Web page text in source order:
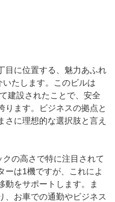
目に位置する、魅力あふれ
たします。このビルは
建設されたことで、安全
ります。ビジネスの拠点と
さに理想的な選択肢と言え
の高さで特に注目されて
ーは1機ですが、これによ
動をサポートします。ま
、お車での通勤やビジネス